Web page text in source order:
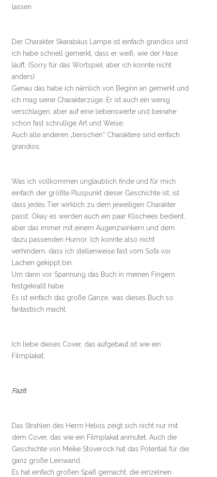
lassen.
Der Charakter Skarabäus Lampe ist einfach grandios und
ich habe schnell gemerkt, dass er weiß, wie der Hase
läuft. (Sorry für das Wortspiel, aber ich konnte nicht
anders)
Genau das habe ich nämlich von Beginn an gemerkt und
ich mag seine Charakterzüge. Er ist auch ein wenig
verschlagen, aber auf eine liebenswerte und beinahe
schon fast schrullige Art und Weise.
Auch alle anderen „tierischen“ Charaktere sind einfach
grandios.
Was ich vollkommen unglaublich finde und für mich
einfach der größte Pluspunkt dieser Geschichte ist, ist
dass jedes Tier wirklich zu dem jeweiligen Charakter
passt. Okay es werden auch ein paar Klischees bedient,
aber das immer mit einem Augenzwinkern und dem
dazu passenden Humor. Ich konnte also nicht
verhindern, dass ich stellenweise fast vom Sofa vor
Lachen gekippt bin.
Um dann vor Spannung das Buch in meinen Fingern
festgekrallt habe.
Es ist einfach das große Ganze, was dieses Buch so
fantastisch macht.
Ich liebe dieses Cover, das aufgebaut ist wie ein
Filmplakat.
Fazit
Das Strahlen des Herrn Helios zeigt sich nicht nur mit
dem Cover, das wie ein Filmplakat anmutet. Auch die
Geschichte von Meike Stoverock hat das Potential für die
ganz große Leinwand.
Es hat einfach großen Spaß gemacht, die einzelnen